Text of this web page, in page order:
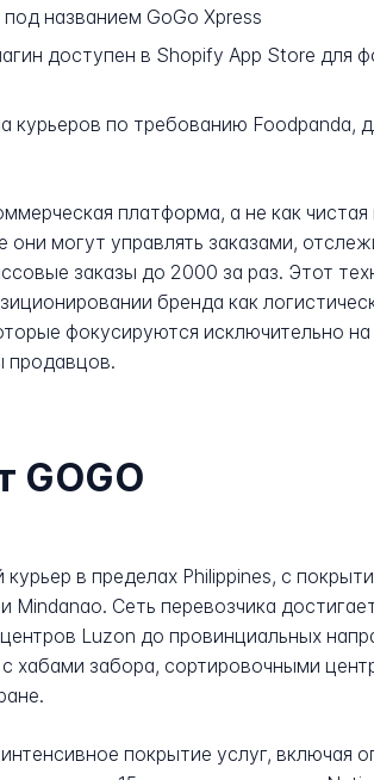
названием GoGo Xpress
доступен в Shopify App Store для
курьеров по требованию Foodpanda,
платформа, а не как
могут управлять заказами,
заказы до 2000 за раз. Этот
бренда как
фокусируются исключительно
продавцов.
GOGO
в пределах Philippines, с
Сеть перевозчика
Luzon до провинциальных
хабами забора, сортировочными
покрытие услуг, включая